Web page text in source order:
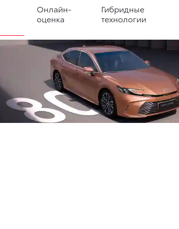
Онлайн-
оценка
Гибридные
технологии